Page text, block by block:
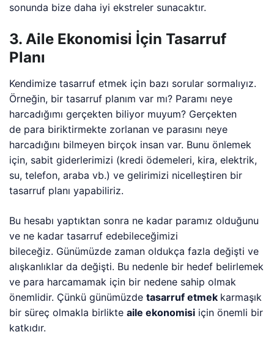
sonunda bize daha iyi ekstreler sunacaktır.
3. Aile Ekonomisi İçin Tasarruf
Planı
Kendimize tasarruf etmek için bazı sorular sormalıyız.
Örneğin, bir tasarruf planım var mı? Paramı neye
harcadığımı gerçekten biliyor muyum? Gerçekten
de para biriktirmekte zorlanan ve parasını neye
harcadığını bilmeyen birçok insan var. Bunu önlemek
için, sabit giderlerimizi (kredi ödemeleri, kira, elektrik,
su, telefon, araba vb.) ve gelirimizi nicelleştiren bir
tasarruf planı yapabiliriz.
Bu hesabı yaptıktan sonra ne kadar paramız olduğunu
ve ne kadar tasarruf edebileceğimizi
bileceğiz. Günümüzde zaman oldukça fazla değişti ve
alışkanlıklar da değişti. Bu nedenle bir hedef belirlemek
ve para harcamamak için bir nedene sahip olmak
önemlidir. Çünkü günümüzdetasarruf etmek karmaşık
bir süreç olmakla birlikteaile ekonomisi için önemli bir
katkıdır.